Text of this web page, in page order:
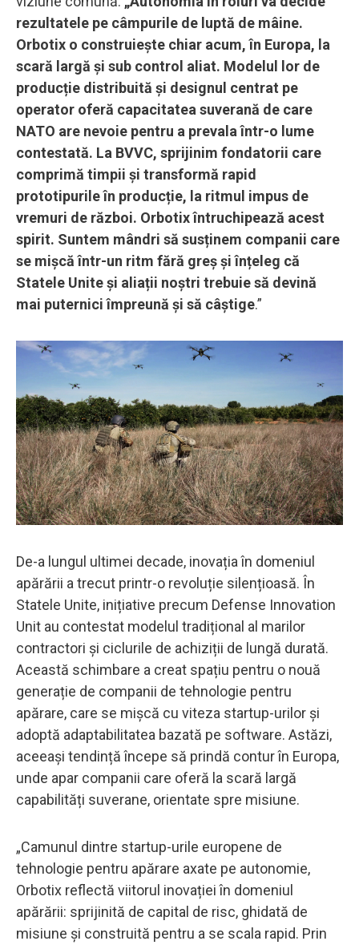
rezultatele pe câmpurile de luptă de mâine.
Orbotix o construiește chiar acum, în Europa, la
scară largă și sub control aliat. Modelul lor de
producție distribuită și designul centrat pe
operator oferă capacitatea suverană de care
NATO are nevoie pentru a prevala într-o lume
contestată. La BVVC, sprijinim fondatorii care
comprimă timpii și transformă rapid
prototipurile în producție, la ritmul impus de
vremuri de război. Orbotix întruchipează acest
spirit. Suntem mândri să susținem companii care
se mișcă într-un ritm fără greș și înțeleg că
Statele Unite și aliații noștri trebuie să devină
mai puternici împreună și să câștige.”
De-a lungul ultimei decade, inovația în domeniul
apărării a trecut printr-o revoluție silențioasă. În
Statele Unite, inițiative precum Defense Innovation
Unit au contestat modelul tradițional al marilor
contractori și ciclurile de achiziții de lungă durată.
Această schimbare a creat spațiu pentru o nouă
generație de companii de tehnologie pentru
apărare, care se mișcă cu viteza startup-urilor și
adoptă adaptabilitatea bazată pe software. Astăzi,
aceeași tendință începe să prindă contur în Europa,
unde apar companii care oferă la scară largă
capabilități suverane, orientate spre misiune.
„Camunul dintre startup-urile europene de
tehnologie pentru apărare axate pe autonomie,
Orbotix reflectă viitorul inovației în domeniul
apărării: sprijinită de capital de risc, ghidată de
misiune și construită pentru a se scala rapid. Prin